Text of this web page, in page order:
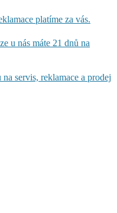
platíme za vás.
u nás máte 21 dnů na
servis, reklamace a prodej